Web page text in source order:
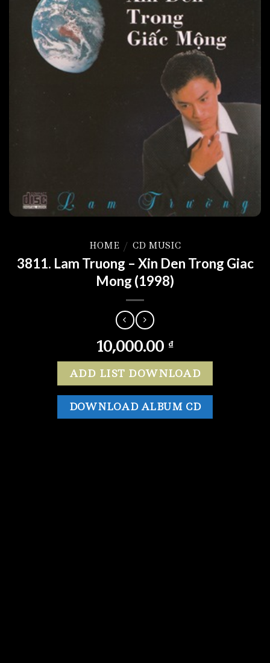
HOME / CD MUSIC
3811. Lam Truong – Xin Den Trong Giac
Mong (1998)
10,000.00 ₫
ADD LIST DOWNLOAD
DOWNLOAD ALBUM CD